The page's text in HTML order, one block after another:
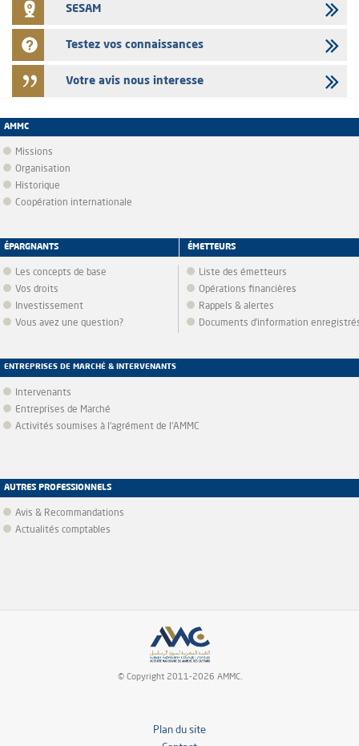
SESAM
Testez vos connaissances
Votre avis nous interesse
AMMC
Missions
Organisation
Historique
Coopération internationale
ÉPARGNANTS
Les concepts de base
Vos droits
Investissement
Vous avez une question?
ÉMETTEURS
Liste des émetteurs
Opérations financières
Rappels & alertes
Documents d’information
ENTREPRISES DE MARCHÉ & INTERVENANTS
Intervenants
Entreprises de Marché
Activités soumises à l'agrément de l'AMMC
AUTRES PROFESSIONNELS
Avis & Recommandations
Actualités comptables
© Copyright 2011-2026 AMMC.
Plan du site